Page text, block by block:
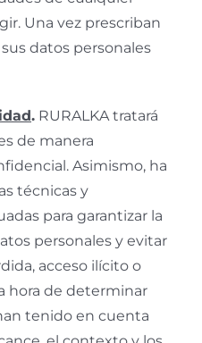
Una vez prescriban
datos personales
. RURALKA tratará
de manera
Asimismo, ha
técnicas y
para garantizar la
personales y evitar
acceso ilícito o
hora de determinar
tenido en cuenta